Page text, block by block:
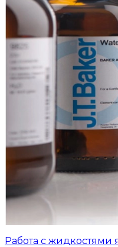
Работа с жидкостями